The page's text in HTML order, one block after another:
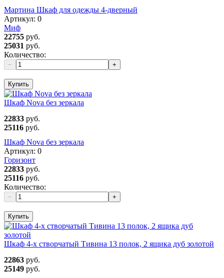
Мартина Шкаф для одежды 4-дверный
Артикул: 0
Миф
22755 руб.
25031 руб.
Количество:
− +
Купить
Шкаф Nova без зеркала
22833 руб.
25116 руб.
Шкаф Nova без зеркала
Артикул: 0
Горизонт
22833 руб.
25116 руб.
Количество:
− +
Купить
Шкаф 4-х створчатый Тивина 13 полок, 2 ящика дуб золотой
22863 руб.
25149 руб.